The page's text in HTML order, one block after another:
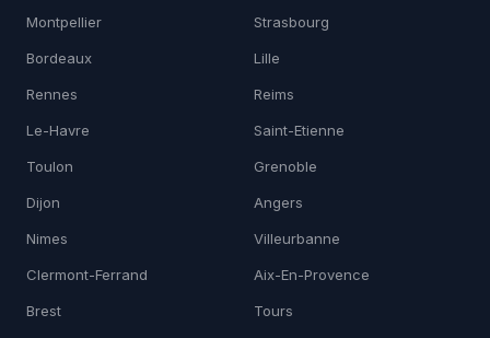
Montpellier Strasbourg
Bordeaux Lille
Rennes Reims
Le-Havre Saint-Etienne
Toulon Grenoble
Dijon Angers
Nimes Villeurbanne
Clermont-Ferrand Aix-En-Provence
Brest Tours